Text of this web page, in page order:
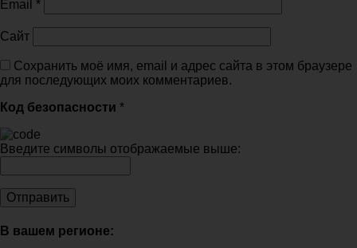
Email *
Сайт
Сохранить моё имя, email и адрес сайта в этом браузере
для последующих моих комментариев.
Код безопасности *
Введите символы отображаемые выше:
В вашем регионе: